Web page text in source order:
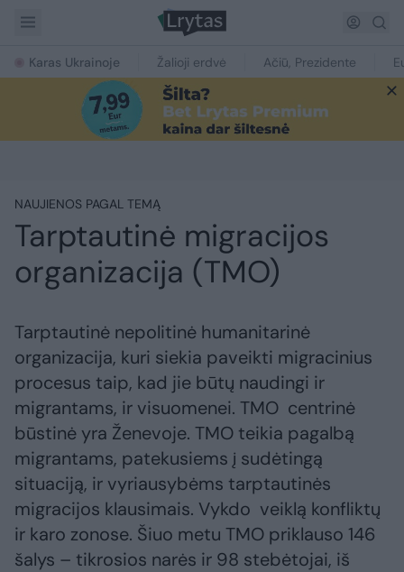
Karas Ukrainoje Žalioji erdvė Ačiū, Prezidente
NAUJIENOS PAGAL TEMĄ
Tarptautinė migracijos
organizacija (TMO)
Tarptautinė nepolitinė humanitarinė
organizacija, kuri siekia paveikti migracinius
procesus taip, kad jie būtų naudingi ir
migrantams, ir visuomenei. TMO centrinė
būstinė yra Ženevoje. TMO teikia pagalbą
migrantams, patekusiems į sudėtingą
situaciją, ir vyriausybėms tarptautinės
migracijos klausimais. Vykdo veiklą konfliktų
ir karo zonose. Šiuo metu TMO priklauso 146
šalys – tikrosios narės ir 98 stebėtojai, iš